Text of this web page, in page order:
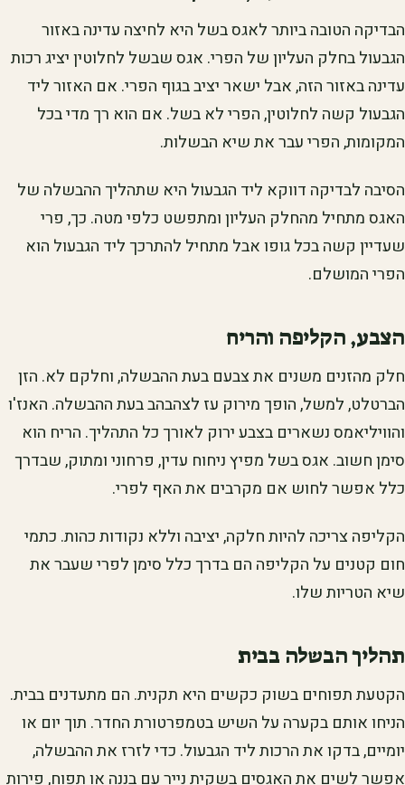
הבדיקה הטובה ביותר לאגס בשל היא לחיצה עדינה באזור
הגבעול בחלק העליון של הפרי. אגס שבשל לחלוטין יציג רכות
עדינה באזור הזה, אבל ישאר יציב בגוף הפרי. אם האזור ליד
הגבעול קשה לחלוטין, הפרי לא בשל. אם הוא רך מדי בכל
המקומות, הפרי עבר את שיא הבשלות.
הסיבה לבדיקה דווקא ליד הגבעול היא שתהליך ההבשלה של
האגס מתחיל מהחלק העליון ומתפשט כלפי מטה. כך, פרי
שעדיין קשה בכל גופו אבל מתחיל להתרכך ליד הגבעול הוא
הפרי המושלם.
הצבע, הקליפה והריח
חלק מהזנים משנים את צבעם בעת ההבשלה, וחלקם לא. הזן
הברטלט, למשל, הופך מירוק עז לצהבהב בעת ההבשלה. האנז'ו
והוויליאמס נשארים בצבע ירוק לאורך כל התהליך. הריח הוא
סימן חשוב. אגס בשל מפיץ ניחוח עדין, פרחוני ומתוק, שבדרך
כלל אפשר לחוש אם מקרבים את האף לפרי.
הקליפה צריכה להיות חלקה, יציבה וללא נקודות כהות. כתמי
חום קטנים על הקליפה הם בדרך כלל סימן לפרי שעבר את
שיא הטריות שלו.
תהליך הבשלה בבית
הקטעת תפוחים בשוק כקשים היא תקנית. הם מתעדנים בבית.
הניחו אותם בקערה על השיש בטמפרטורת החדר. תוך יום או
יומיים, בדקו את הרכות ליד הגבעול. כדי לזרז את ההבשלה,
אפשר לשים את האגסים בשקית נייר עם בננה או תפוח, פירות